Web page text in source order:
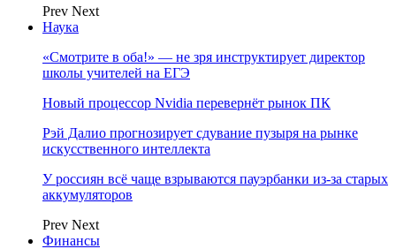
Prev Next
Наука
«Смотрите в оба!» — не зря инструктирует директор
школы учителей на ЕГЭ
Новый процессор Nvidia перевернёт рынок ПК
Рэй Далио прогнозирует сдувание пузыря на рынке
искусственного интеллекта
У россиян всё чаще взрываются пауэрбанки из-за старых
аккумуляторов
Prev Next
Финансы